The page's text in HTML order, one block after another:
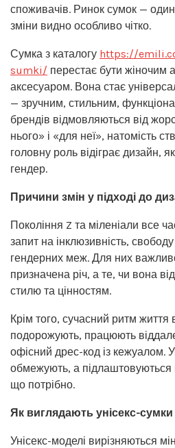
споживачів. Ринок сумок — один
зміни видно особливо чітко.
Сумка з каталогу https://
sumki/ перестає бути жіночим
аксесуаром. Вона стає
— зручним, стильним,
брендів відмовляються від
нього» і «для неї», натомість
головну роль відіграє дизайн,
гендер.
Причини змін у підході до
Покоління Z та міленіали все
запит на інклюзивність,
гендерних меж. Для них
призначена річ, а те, чи вона
стилю та цінностям.
Крім того, сучасний ритм життя
подорожують, працюють
офісний дрес-код із кежуалом.
обмежують, а підлаштовуються
що потрібно.
Як виглядають унісекс-сумки
Унісекс-моделі вирізняються